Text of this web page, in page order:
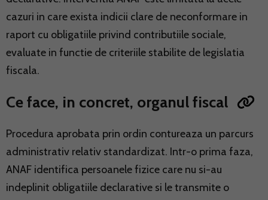
cazuri in care exista indicii clare de neconformare in
raport cu obligatiile privind contributiile sociale,
evaluate in functie de criteriile stabilite de legislatia
fiscala.
Ce face, in concret, organul fiscal
Procedura aprobata prin ordin contureaza un parcurs
administrativ relativ standardizat. Intr-o prima faza,
ANAF identifica persoanele fizice care nu si-au
indeplinit obligatiile declarative si le transmite o